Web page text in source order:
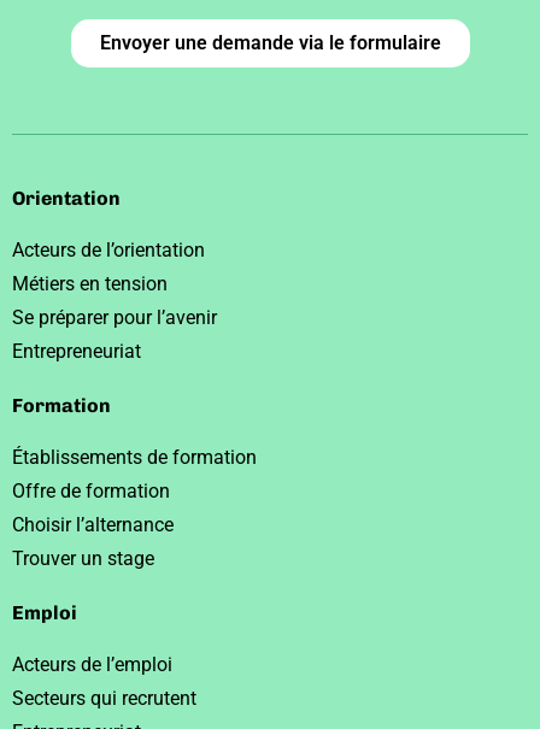
Envoyer une demande via le formulaire
Orientation
Acteurs de l’orientation
Métiers en tension
Se préparer pour l’avenir
Entrepreneuriat
Formation
Établissements de formation
Offre de formation
Choisir l’alternance
Trouver un stage
Emploi
Acteurs de l’emploi
Secteurs qui recrutent